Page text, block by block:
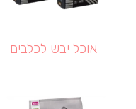
אוכל יבש לכלבים